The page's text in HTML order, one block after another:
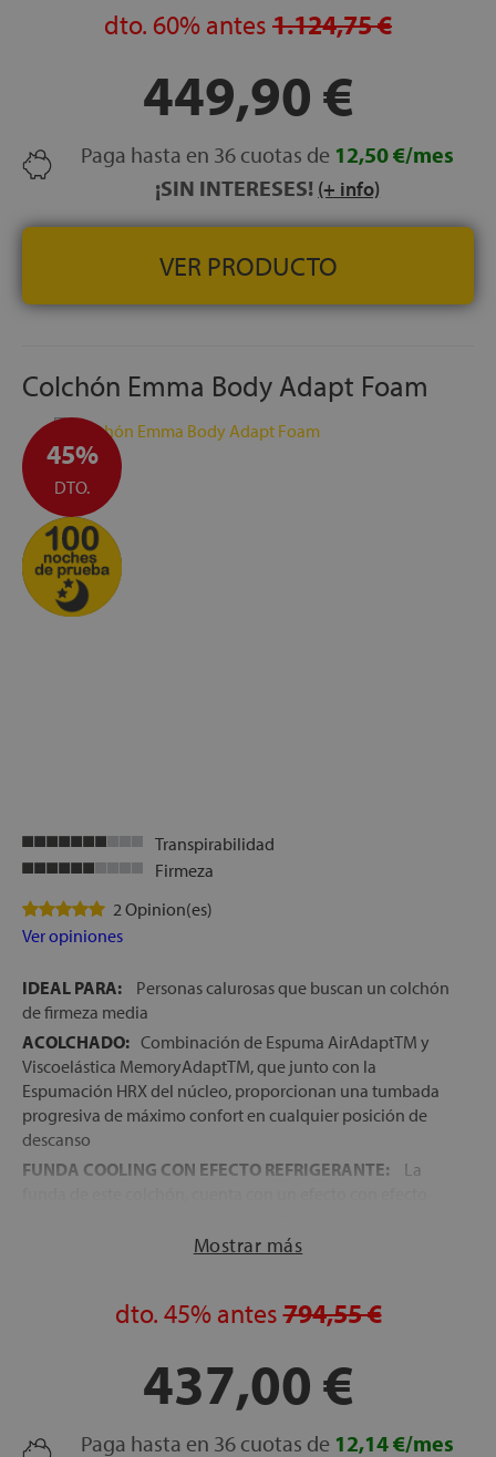
LECHOS INDEPENDIENTES: Sí — muelles ensacados
5 años
dto. 60% antes 1.124,75 €
449,90 €
Paga hasta en 36 cuotas de 12,50 €/mes
¡SIN INTERESES! (+ info)
VER PRODUCTO
Colchón Emma Body Adapt Foam
45%
DTO.
Transpirabilidad
Firmeza
2 Opinion(es)
Ver opiniones
IDEAL PARA:
Personas calurosas que buscan un colchón
de firmeza media
ACOLCHADO: Combinación de Espuma AirAdaptTM y
Viscoelástica MemoryAdaptTM, que junto con la
Espumación HRX del núcleo, proporcionan una tumbada
progresiva de máximo confort en cualquier posición de
descanso
FUNDA COOLING CON EFECTO REFRIGERANTE:
La
de un descanso mucho más fresco. Además, incorpora una
superficie de descanso
además está perfilada, para una mejor circulación del aire
en el interior del colchón, así como para una perfecta
somier articulado
Mostrar más
dto. 45% antes794,55 €
437,00 €
Paga hasta en 36 cuotas de 12,14 €/mes